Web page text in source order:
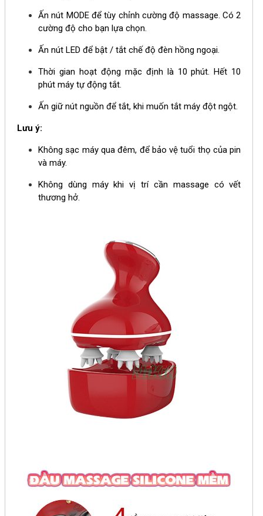
Ấn nút MODE để tùy chỉnh cường độ massage. Có 2
cường độ cho bạn lựa chọn.
Ấn nút LED để bật / tắt chế độ đèn hồng ngoại.
Thời gian hoạt động mặc định là 10 phút. Hết 10
phút máy tự động tắt.
Ấn giữ nút nguồn để tắt, khi muốn tắt máy đột ngột.
Lưu ý:
Không sạc máy qua đêm, để bảo vệ tuổi thọ của pin
và máy.
Không dùng máy khi vị trí cần massage có vết
thương hở.